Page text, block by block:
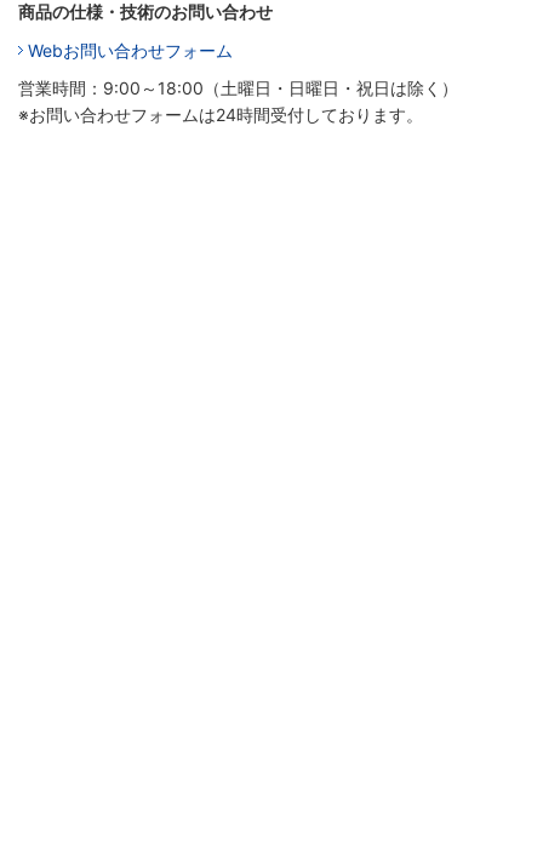
商品の仕様・技術のお問い合わせ
Webお問い合わせフォーム
営業時間：9:00～18:00（土曜日・日曜日・祝日は除く）
※お問い合わせフォームは24時間受付しております。